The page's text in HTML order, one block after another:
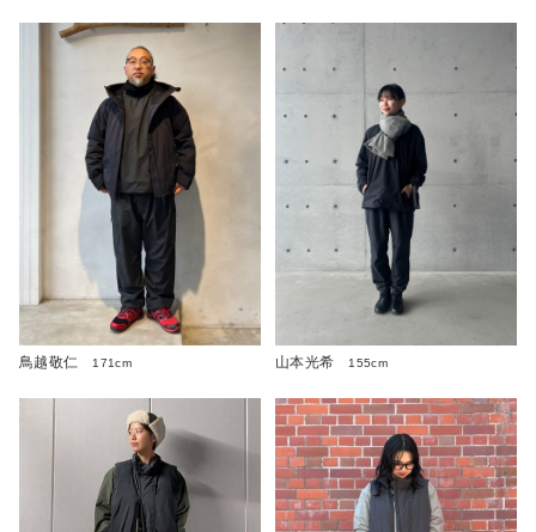
鳥越敬仁 171cm 山本光希 155cm